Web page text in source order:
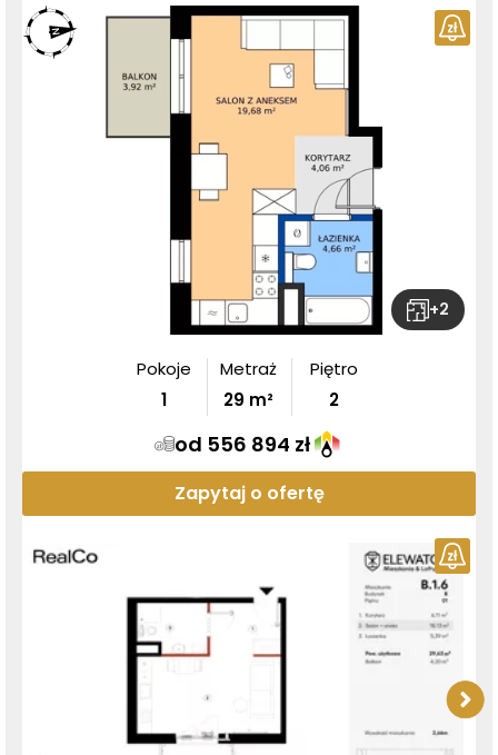
+2
Pokoje
1
Metraż
29 m²
Piętro
2
od 556 894 zł
Zapytaj o ofertę